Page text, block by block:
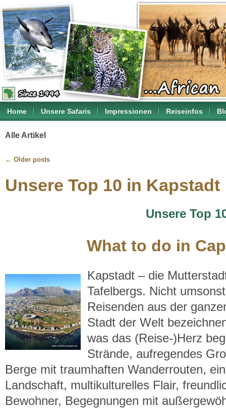
Home Unsere Safaris Impressionen Reiseinfos
Alle Artikel
← Older posts
Unsere Top 10 in Kapstadt
Unsere Top
What to do in
Kapstadt – die
Tafelbergs. Nicht
Reisenden aus der
Stadt der Welt
was das (Reise-)Herz
Strände, aufregendes
Berge mit traumhaften Wanderrouten,
Landschaft, multikulturelles Flair,
Bewohner, Begegnungen mit